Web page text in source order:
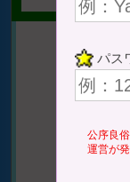
パス
公序良
運営が